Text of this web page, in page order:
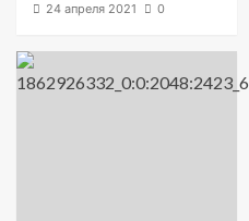
24 апреля 2021
0